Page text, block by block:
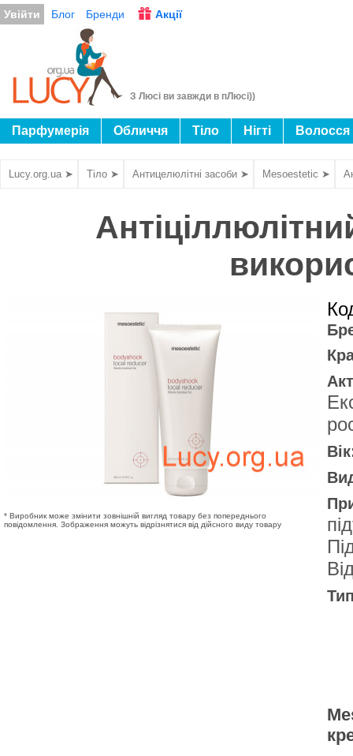
Увійти Блог Бренди Акції
З Люсі ви завжди в пЛюсі))
Парфумерія Обличчя Тіло Нігті Волосся
Lucy.org.ua ➤ Тіло ➤ Антицелюлітні засоби ➤ Mesoestetic ➤
* Виробник може змінити зовнішній вигляд товару без попереднього
повідомлення. Зображення можуть відрізнятися від дійсного виду товару